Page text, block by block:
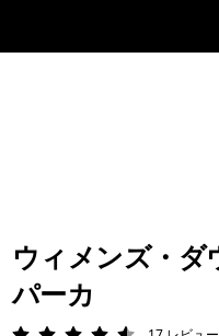
ウィメンズ・ダ
パーカ